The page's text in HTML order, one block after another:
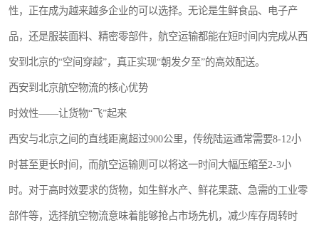
性，正在成为越来越多企业的可以选择。无论是生鲜食品、电子产
品，还是服装面料、精密零部件，航空运输都能在短时间内完成从西
安到北京的“空间穿越”，真正实现“朝发夕至”的高效配送。
西安到北京航空物流的核心优势
时效性——让货物“飞”起来
西安与北京之间的直线距离超过900公里，传统陆运通常需要8-12小
时甚至更长时间，而航空运输则可以将这一时间大幅压缩至2-3小
时。对于高时效要求的货物，如生鲜水产、鲜花果蔬、急需的工业零
部件等，选择航空物流意味着能够抢占市场先机，减少库存周转时